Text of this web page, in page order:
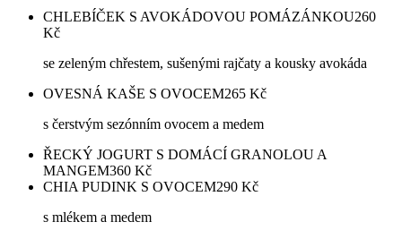
CHLEBÍČEK S AVOKÁDOVOU POMÁZÁNKOU260
Kč
se zeleným chřestem, sušenými rajčaty a kousky avokáda
OVESNÁ KAŠE S OVOCEM265 Kč
s čerstvým sezónním ovocem a medem
ŘECKÝ JOGURT S DOMÁCÍ GRANOLOU A
MANGEM360 Kč
CHIA PUDINK S OVOCEM290 Kč
s mlékem a medem